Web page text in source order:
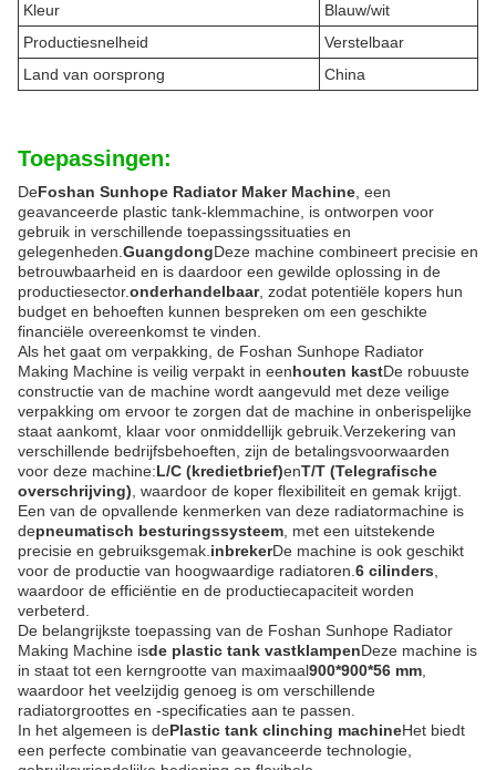
Kleur
Blauw/wit
Productiesnelheid
Verstelbaar
Land van oorsprong
China
Toepassingen:
DeFoshan Sunhope Radiator Maker Machine , een
geavanceerde plastic tank-klemmachine, is ontworpen voor
gebruik in verschillende toepassingssituaties en
gelegenheden. GuangdongDeze machine combineert precisie en
betrouwbaarheid en is daardoor een gewilde oplossing in de
productiesector.onderhandelbaar, zodat potentiële kopers hun
budget en behoeften kunnen bespreken om een geschikte
financiële overeenkomst te vinden.
Als het gaat om verpakking, de Foshan Sunhope Radiator
Making Machine is veilig verpakt in eenhouten kastDe robuuste
constructie van de machine wordt aangevuld met deze veilige
verpakking om ervoor te zorgen dat de machine in onberispelijke
staat aankomt, klaar voor onmiddellijk gebruik.Verzekering van
verschillende bedrijfsbehoeften, zijn de betalingsvoorwaarden
voor deze machine:L/C (kredietbrief)enT/T (Telegrafische
overschrijving) , waardoor de koper flexibiliteit en gemak krijgt.
Een van de opvallende kenmerken van deze radiatormachine is
depneumatisch besturingssysteem , met een uitstekende
precisie en gebruiksgemak. inbrekerDe machine is ook geschikt
voor de productie van hoogwaardige radiatoren. 6 cilinders
waardoor de efficiëntie en de productiecapaciteit worden
verbeterd.
De belangrijkste toepassing van de Foshan Sunhope Radiator
Making Machine isde plastic tank vastklampenDeze machine is
in staat tot een kerngrootte van maximaal900*900*56 mm
waardoor het veelzijdig genoeg is om verschillende
radiatorgroottes en -specificaties aan te passen.
In het algemeen is dePlastic tank clinching machineHet biedt
een perfecte combinatie van geavanceerde technologie,